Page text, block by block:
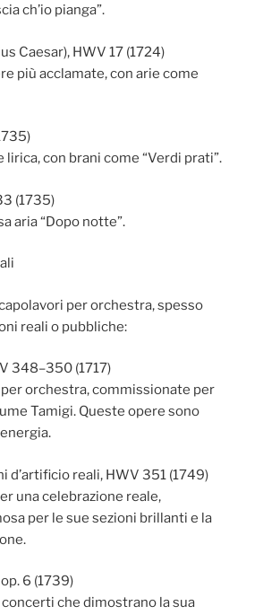
ch’io pianga”.
Caesar), HWV 17 (1724)
più acclamate, con arie come
lirica, con brani come “Verdi prati”.
(1735)
aria “Dopo notte”.
per orchestra, spesso
reali o pubbliche:
348–350 (1717)
orchestra, commissionate per
Tamigi. Queste opere sono
d’artificio reali, HWV 351 (1749)
una celebrazione reale,
per le sue sezioni brillanti e la
6 (1739)
concerti che dimostrano la sua